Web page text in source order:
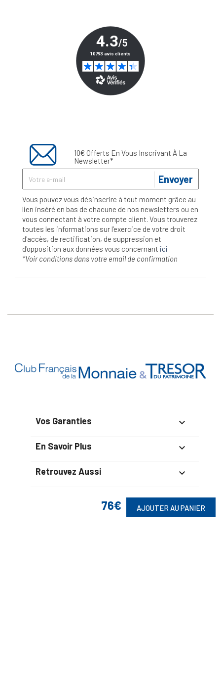
76€ AJOUTER AU PANIER
10€ Offerts En Vous Inscrivant À La
Newsletter*
Envoyer
Vous pouvez vous désinscrire à tout moment grâce au
lien inséré en bas de chacune de nos newsletters ou en
vous connectant à votre compte client. Vous trouverez
toutes les informations sur l’exercice de votre droit
d'accès, de rectification, de suppression et
d'opposition aux données vous concernant ici
*Voir conditions dans votre email de confirmation
Vos Garanties 
En Savoir Plus 
Retrouvez Aussi 